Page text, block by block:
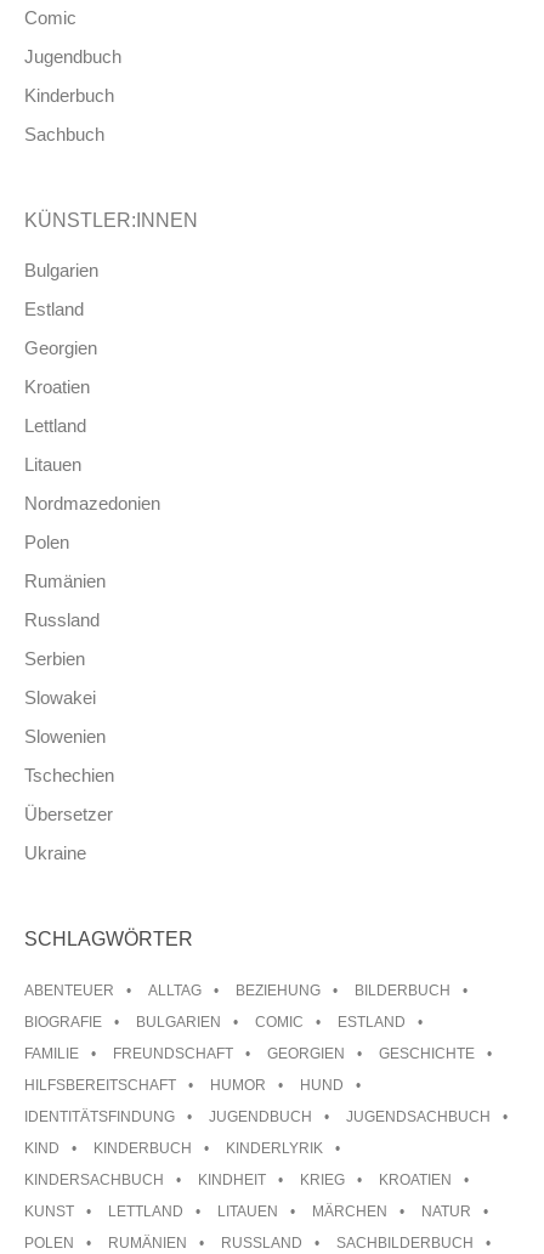
Comic
Jugendbuch
Kinderbuch
Sachbuch
KÜNSTLER:INNEN
Bulgarien
Estland
Georgien
Kroatien
Lettland
Litauen
Nordmazedonien
Polen
Rumänien
Russland
Serbien
Slowakei
Slowenien
Tschechien
Übersetzer
Ukraine
SCHLAGWÖRTER
ABENTEUER ALLTAG BEZIEHUNG
BILDERBUCH
BIOGRAFIE
BULGARIEN COMIC
ESTLAND
FAMILIE
FREUNDSCHAFT GEORGIEN
GESCHICHTE
HILFSBEREITSCHAFT
HUMOR
HUND
IDENTITÄTSFINDUNG
JUGENDBUCH
JUGENDSACHBUCH
KIND
KINDERBUCH
KINDERLYRIK
KINDERSACHBUCH
KINDHEIT KRIEG
KROATIEN
KUNST
LETTLAND LITAUEN MÄRCHEN
NATUR
POLEN
RUMÄNIEN RUSSLAND
SACHBILDERBUCH